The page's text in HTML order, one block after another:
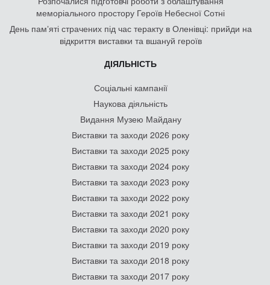
меморіального простору Героїв Небесної Сотні
День памʼяті страчених під час теракту в Оленівці: прийди на
відкриття виставки та вшануй героїв
ДІЯЛЬНІСТЬ
Соціальні кампанії
Наукова діяльність
Видання Музею Майдану
Виставки та заходи 2026 року
Виставки та заходи 2025 року
Виставки та заходи 2024 року
Виставки та заходи 2023 року
Виставки та заходи 2022 року
Виставки та заходи 2021 року
Виставки та заходи 2020 року
Виставки та заходи 2019 року
Виставки та заходи 2018 року
Виставки та заходи 2017 року